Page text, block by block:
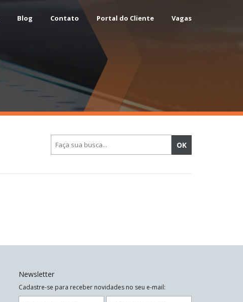
Blog Contato Portal do Cliente Vagas
Newsletter
Cadastre-se para receber novidades no seu e-mail: